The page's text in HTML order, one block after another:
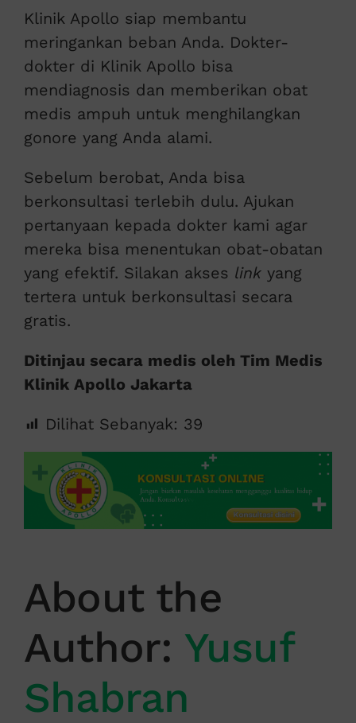
Klinik Apollo siap membantu
meringankan beban Anda. Dokter-
dokter di Klinik Apollo bisa
mendiagnosis dan memberikan obat
medis ampuh untuk menghilangkan
gonore yang Anda alami.
Sebelum berobat, Anda bisa
berkonsultasi terlebih dulu. Ajukan
pertanyaan kepada dokter kami agar
mereka bisa menentukan obat-obatan
yang efektif. Silakan akses link yang
tertera untuk berkonsultasi secara
gratis.
Ditinjau secara medis oleh Tim Medis
Klinik Apollo Jakarta
Dilihat Sebanyak: 39
About the
Author: Yusuf
Shabran